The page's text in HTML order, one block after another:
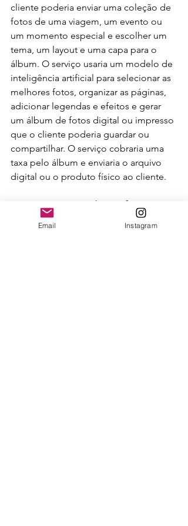
cliente poderia enviar uma coleção de
fotos de uma viagem, um evento ou
um momento especial e escolher um
tema, um layout e uma capa para o
álbum. O serviço usaria um modelo de
inteligência artificial para selecionar as
melhores fotos, organizar as páginas,
adicionar legendas e efeitos e gerar
um álbum de fotos digital ou impresso
que o cliente poderia guardar ou
compartilhar. O serviço cobraria uma
taxa pelo álbum e enviaria o arquivo
digital ou o produto físico ao cliente.
Antecipe-se a grande transformação
da fotografia com a nova fase
blockchain. Faça parte do NFoTo e
Email Instagram